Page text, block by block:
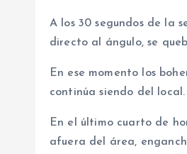
A los 30 segundos de la
directo al ángulo, se
En ese momento los
continúa siendo del local.
En el último cuarto de
afuera del área,